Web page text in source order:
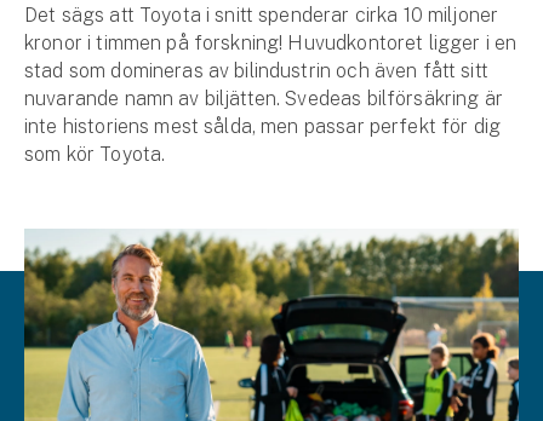
Kommunolycksfall
Försäkring via förmedlare
Se alla försäkringar
Det sägs att Toyota i snitt spenderar cirka 10 miljoner
kronor i timmen på forskning! Huvudkontoret ligger i en
stad som domineras av bilindustrin och även fått sitt
nuvarande namn av biljätten. Svedeas bilförsäkring är
inte historiens mest sålda, men passar perfekt för dig
som kör Toyota.